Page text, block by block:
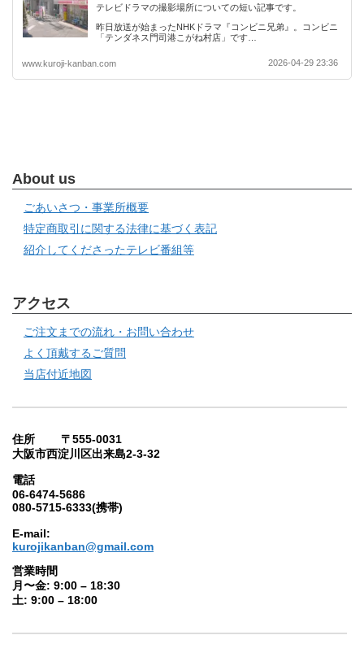
テレビドラマの撮影場所についての短い記事です。
昨日放送が始まったNHKドラマ『コンビニ兄弟』。コンビニ
「テンダネス門司港こがね村店」です…
www.kuroji-kanban.com 2026-04-29 23:36
About us
ごあいさつ・事業所概要
特定商取引に関する法律に基づく表記
紹介してくださったテレビ番組等
アクセス
ご注文までの流れ・お問い合わせ
よく頂戴するご質問
当店付近地図
住所 〒555-0031
大阪市西淀川区出来島2-3-32
電話
06-6474-5686
080-5715-6333(携帯)
E-mail:
kurojikanban@gmail.com
営業時間
月〜金: 9:00 – 18:30
土: 9:00 – 18:00